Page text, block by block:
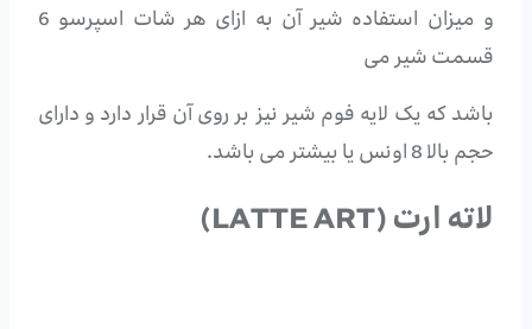
و میزان استفاده شیر آن به ازای هر شات اسپرسو 6
قسمت شیر می
باشد که یک لایه فوم شیر نیز بر روی آن قرار دارد و دارای
حجم بالا 8 اونس یا بیشتر می باشد.
لاته ارت (LATTE ART)